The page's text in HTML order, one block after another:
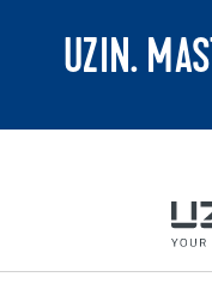
UZIN.